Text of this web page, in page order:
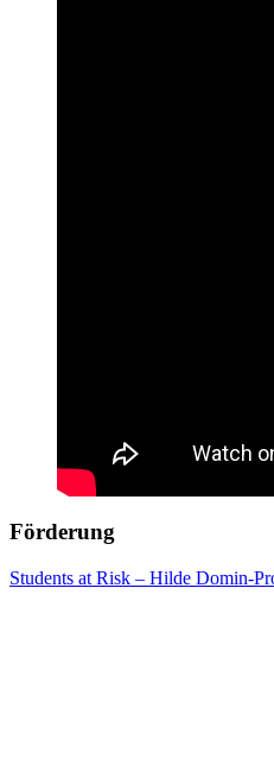
Förderung
Students at Risk – Hilde Domin-